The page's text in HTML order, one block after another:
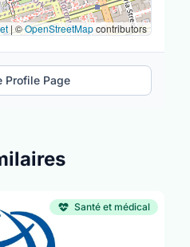
| ©OpenStreetMapcontributors
Profile Page
Santé et médical